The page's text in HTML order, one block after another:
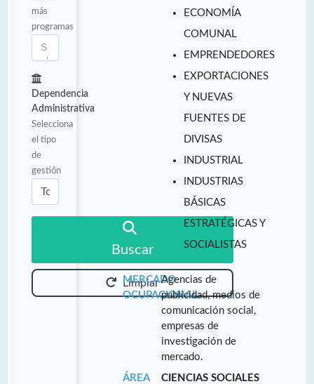
más
programas
Dependencia
Administrativa
Selecciona
el tipo
de
gestión
Buscar
Limpiar
ECONOMÍA
COMUNAL
EMPRENDEDORES
EXPORTACIONES
Y NUEVAS
FUENTES DE
DIVISAS
INDUSTRIAL
INDUSTRIAS
BÁSICAS
ESTRATÉGICAS Y
SOCIALISTAS
MERCADO
OCUPACIONAL:
Agencias de
publicidad, medios de
comunicación social,
empresas de
investigación de
mercado.
ÁREA
CIENCIAS SOCIALES